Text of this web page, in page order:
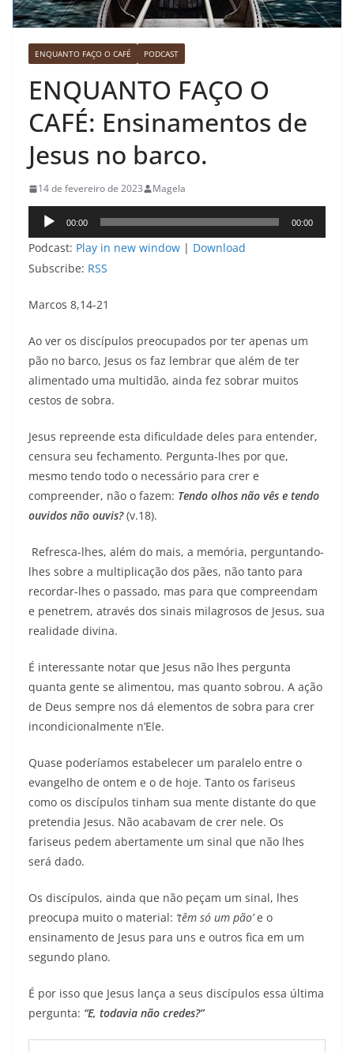
ENQUANTO FAÇO O CAFÉ PODCAST
ENQUANTO FAÇO O
CAFÉ: Ensinamentos de
Jesus no barco.
14 de fevereiro de 2023 Magela
Tocador
de
áudio
00:00 00:00
Podcast: Play in new window | Download
Subscribe: RSS
Marcos 8,14-21
Ao ver os discípulos preocupados por ter apenas um
pão no barco, Jesus os faz lembrar que além de ter
alimentado uma multidão, ainda fez sobrar muitos
cestos de sobra.
Jesus repreende esta dificuldade deles para entender,
censura seu fechamento. Pergunta-lhes por que,
mesmo tendo todo o necessário para crer e
compreender, não o fazem: Tendo olhos não vês e tendo
ouvidos não ouvis?(v.18).
Refresca-lhes, além do mais, a memória, perguntando-
lhes sobre a multiplicação dos pães, não tanto para
recordar-lhes o passado, mas para que compreendam
e penetrem, através dos sinais milagrosos de Jesus, sua
realidade divina.
É interessante notar que Jesus não lhes pergunta
quanta gente se alimentou, mas quanto sobrou. A ação
de Deus sempre nos dá elementos de sobra para crer
incondicionalmente n’Ele.
Quase poderíamos estabelecer um paralelo entre o
evangelho de ontem e o de hoje. Tanto os fariseus
como os discípulos tinham sua mente distante do que
pretendia Jesus. Não acabavam de crer nele. Os
fariseus pedem abertamente um sinal que não lhes
será dado.
Os discípulos, ainda que não peçam um sinal, lhes
preocupa muito o material: ‘têm só um pão’e o
ensinamento de Jesus para uns e outros fica em um
segundo plano.
É por isso que Jesus lança a seus discípulos essa última
pergunta: “E, todavia não credes?”